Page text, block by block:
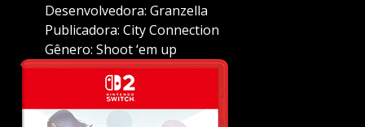
Desenvolvedora: Granzella
Publicadora: City Connection
Gênero: Shoot ‘em up